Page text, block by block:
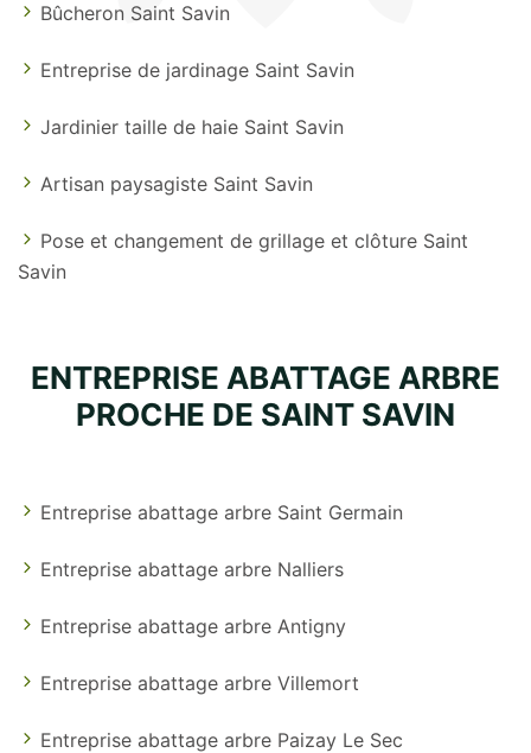
Bûcheron Saint Savin
Entreprise de jardinage Saint Savin
Jardinier taille de haie Saint Savin
Artisan paysagiste Saint Savin
Pose et changement de grillage et clôture Saint
Savin
ENTREPRISE ABATTAGE ARBRE
PROCHE DE SAINT SAVIN
Entreprise abattage arbre Saint Germain
Entreprise abattage arbre Nalliers
Entreprise abattage arbre Antigny
Entreprise abattage arbre Villemort
Entreprise abattage arbre Paizay Le Sec